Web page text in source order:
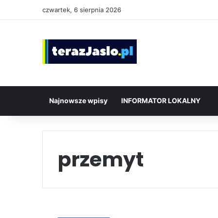
czwartek, 6 sierpnia 2026
Najnowsze wpisy INFORMATOR LOKALNY
przemyt